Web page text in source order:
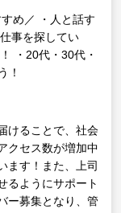
め／
・人と話す
事を探してい
・20代・30代・
！
けることで、社会
クセス数が増加中
ます！また、上司
るようにサポート
ー募集となり、管